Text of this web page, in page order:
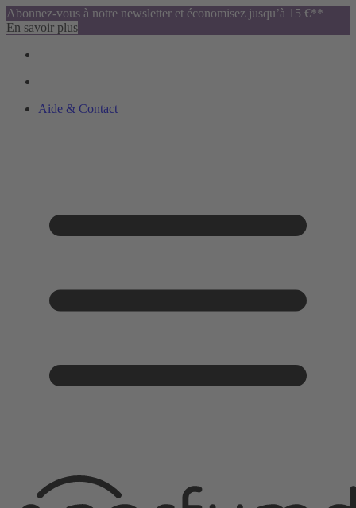
Abonnez-vous à notre newsletter et économisez jusqu’à 15 €**
En savoir plus
Aide & Contact